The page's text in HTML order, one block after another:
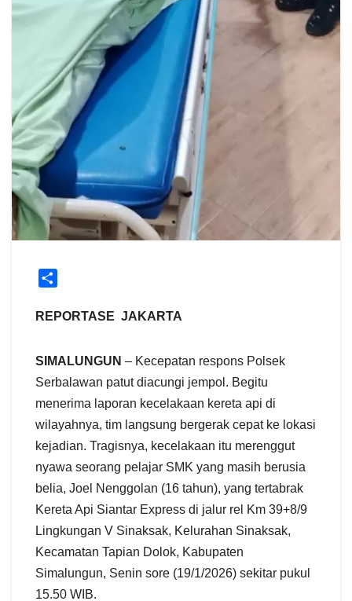
a
e
REPORTASE JAKARTA
SIMALUNGUN – Kecepatan respons Polsek
Serbalawan patut diacungi jempol. Begitu
menerima laporan kecelakaan kereta api di
wilayahnya, tim langsung bergerak cepat ke lokasi
kejadian. Tragisnya, kecelakaan itu merenggut
nyawa seorang pelajar SMK yang masih berusia
belia, Joel Nenggolan (16 tahun), yang tertabrak
Kereta Api Siantar Express di jalur rel Km 39+8/9
Lingkungan V Sinaksak, Kelurahan Sinaksak,
Kecamatan Tapian Dolok, Kabupaten
Simalungun, Senin sore (19/1/2026) sekitar pukul
15.50 WIB.